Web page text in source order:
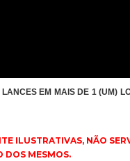
EM MAIS DE 1 (UM)
ILUSTRATIVAS, NÃO
DOS MESMOS.